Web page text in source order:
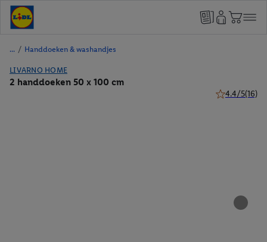
/ Handdoeken & washandjes
LIVARNO HOME
2 handdoeken 50 x 100 cm
4.4/5(16)